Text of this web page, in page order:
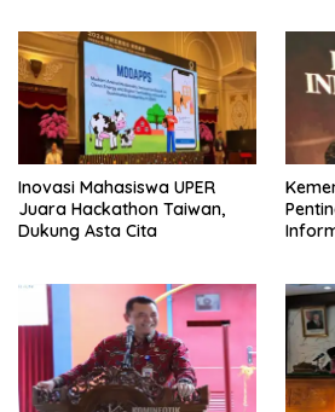
Inovasi Mahasiswa UPER
Juara Hackathon Taiwan,
Dukung Asta Cita